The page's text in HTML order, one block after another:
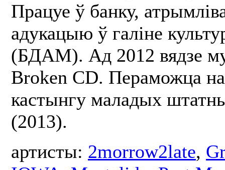
Працуе ў банку,
адукацыю ў галіне
(БДАМ). Ад 2012 вядзе
Broken CD. Пераможца
кастынгу маладых
(2013).
артисты: 2morrow2late,